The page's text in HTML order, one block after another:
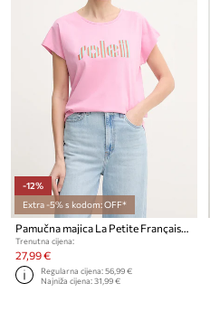
-12%
Extra -5% s kodom: OFF*
Pamučna majica La Petite Française TYFANY
Trenutna cijena:
27,99 €
Regularna cijena:56,99 €
Najniža cijena:31,99 €